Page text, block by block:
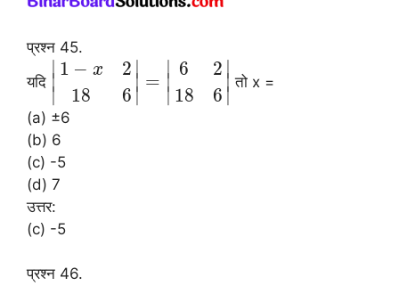
प्रश्न 45.
यदि
∣
∣
∣
1 − x
18
2
6
∣
∣
∣ =
∣
∣
∣
6
18
2
6
∣
∣
∣ तो x =
(a) ±6
(b) 6
(c) -5
(d) 7
उत्तर:
(c) -5
प्रश्न 46.